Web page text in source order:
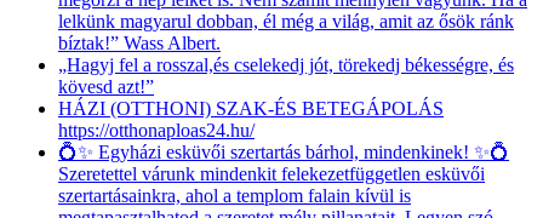
lelkünk magyarul dobban, él még a világ, amit az ősök ránk
bíztak!” Wass Albert.
„Hagyj fel a rosszal,és cselekedj jót, törekedj békességre, és
kövesd azt!”
HÁZI (OTTHONI) SZAK-ÉS BETEGÁPOLÁS
https://otthonaploas24.hu/
💍✨ Egyházi esküvői szertartás bárhol, mindenkinek! ✨💍
Szeretettel várunk mindenkit felekezetfüggetlen esküvői
szertartásainkra, ahol a templom falain kívül is